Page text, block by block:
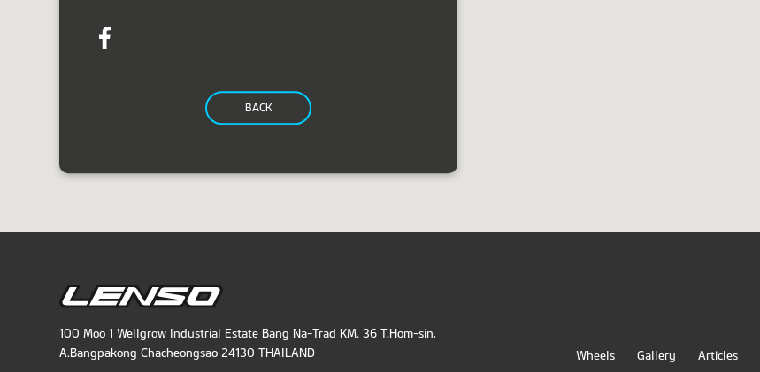
BACK
100 Moo 1 Wellgrow Industrial Estate Bang Na-Trad KM. 36 T.Hom-sin,
A.Bangpakong Chacheongsao 24130 THAILAND
Wheels Gallery Articles